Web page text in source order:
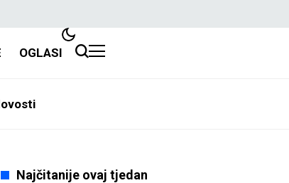
OGLASI
Najčitanije ovaj tjedan